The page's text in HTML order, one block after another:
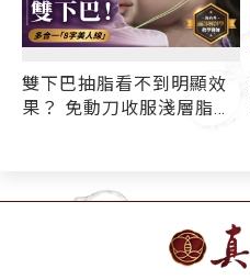
雙下巴抽脂看不到明顯效
果？ 免動刀收服淺層脂肪